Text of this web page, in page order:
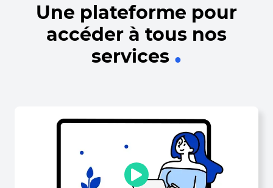
Une plateforme pour
accéder à tous nos
services